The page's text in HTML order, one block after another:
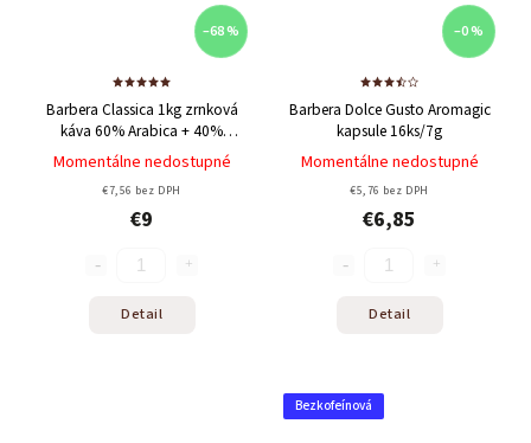
–68 %
Barbera Classica 1kg zrnková
káva 60% Arabica + 40%
Robusta
Momentálne nedostupné
€7,56 bez DPH
€9
Detail
–0 %
Barbera Dolce Gusto Aromagic
kapsule 16ks/7g
Momentálne nedostupné
€5,76 bez DPH
€6,85
Detail
Bezkofeínová